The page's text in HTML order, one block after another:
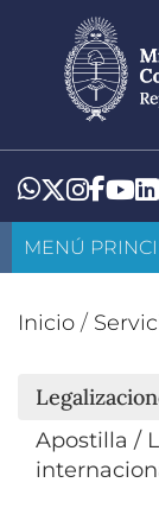
contenido
principal
Whatsapp
Twitter
MENÚ
Inicio /
Apostilla /